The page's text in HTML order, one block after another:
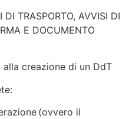
TRASPORTO, AVVISI DI
E DOCUMENTO
creazione di un DdT
(ovvero il